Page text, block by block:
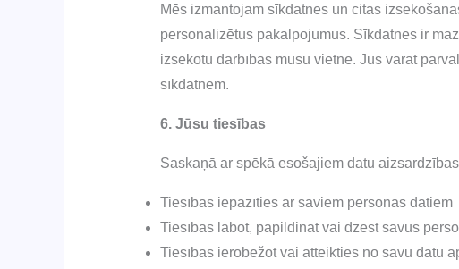
Mēs izmantojam sīkdatnes un citas
personalizētus pakalpojumus. Sīkdatnes ir
izsekotu darbības mūsu vietnē. Jūs varat
sīkdatnēm.
6. Jūsu tiesības
Saskaņā ar spēkā esošajiem datu
Tiesības iepazīties ar saviem personas datiem
Tiesības labot, papildināt vai dzēst savus
Tiesības ierobežot vai atteikties no savu datu